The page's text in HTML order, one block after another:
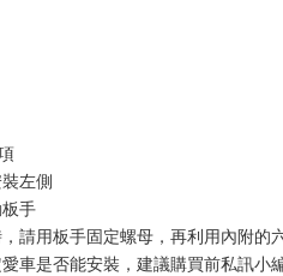
左側
手
請用板手固定螺母，再利用內附的
車是否能安裝，建議購買前私訊小